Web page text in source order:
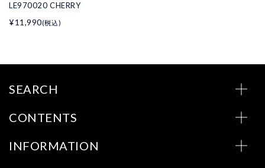
LE970020 CHERRY
¥11,990(税込)
SEARCH
CONTENTS
INFORMATION